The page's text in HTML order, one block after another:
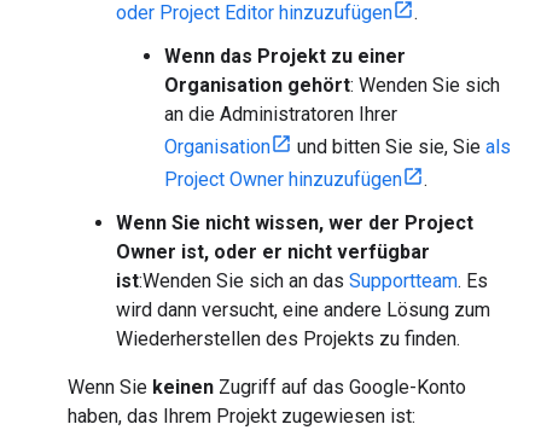
oder Project Editor hinzuzufügen
.
Wenn das Projekt zu einer
Organisation gehört: Wenden Sie sich
an die Administratoren Ihrer
Organisation
und bitten Sie sie, Sie als
Project Owner hinzuzufügen
.
Wenn Sie nicht wissen, wer der Project
Owner ist, oder er nicht verfügbar
ist:Wenden Sie sich an das Supportteam. Es
wird dann versucht, eine andere Lösung zum
Wiederherstellen des Projekts zu finden.
Wenn Sie keinen Zugriff auf das Google-Konto
haben, das Ihrem Projekt zugewiesen ist: